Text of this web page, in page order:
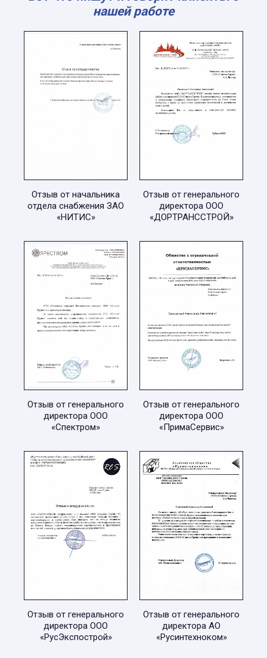
нашей работе
Отзыв от начальника
отдела снабжения ЗАО
«НИТИС»
Отзыв от генерального
директора ООО
«ДОРТРАНССТРОЙ»
Отзыв от генерального
директора ООО
«Спектром»
Отзыв от генерального
директора ООО
«ПримаСервис»
Отзыв от генерального
директора ООО
«РусЭкспострой»
Отзыв от генерального
директора АО
«Русинтехноком»